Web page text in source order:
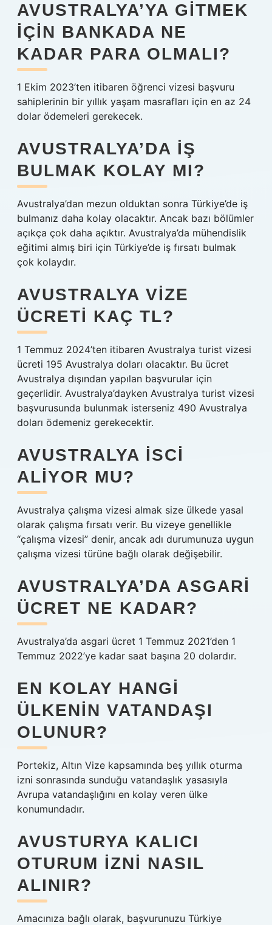
AVUSTRALYA’YA GITMEK
IÇIN BANKADA NE
KADAR PARA OLMALI?
1 Ekim 2023’ten itibaren öğrenci vizesi başvuru
sahiplerinin bir yıllık yaşam masrafları için en az 24
dolar ödemeleri gerekecek.
AVUSTRALYA’DA IŞ
BULMAK KOLAY MI?
Avustralya’dan mezun olduktan sonra Türkiye’de iş
bulmanız daha kolay olacaktır. Ancak bazı bölümler
açıkça çok daha açıktır. Avustralya’da mühendislik
eğitimi almış biri için Türkiye’de iş fırsatı bulmak
çok kolaydır.
AVUSTRALYA VIZE
ÜCRETI KAÇ TL?
1 Temmuz 2024’ten itibaren Avustralya turist vizesi
ücreti 195 Avustralya doları olacaktır. Bu ücret
Avustralya dışından yapılan başvurular için
geçerlidir. Avustralya’dayken Avustralya turist vizesi
başvurusunda bulunmak isterseniz 490 Avustralya
doları ödemeniz gerekecektir.
AVUSTRALYA ISCI
ALIYOR MU?
Avustralya çalışma vizesi almak size ülkede yasal
olarak çalışma fırsatı verir. Bu vizeye genellikle
“çalışma vizesi” denir, ancak adı durumunuza uygun
çalışma vizesi türüne bağlı olarak değişebilir.
AVUSTRALYA’DA ASGARI
ÜCRET NE KADAR?
Avustralya’da asgari ücret 1 Temmuz 2021’den 1
Temmuz 2022’ye kadar saat başına 20 dolardır.
EN KOLAY HANGI
ÜLKENIN VATANDAŞI
OLUNUR?
Portekiz, Altın Vize kapsamında beş yıllık oturma
izni sonrasında sunduğu vatandaşlık yasasıyla
Avrupa vatandaşlığını en kolay veren ülke
konumundadır.
AVUSTURYA KALICI
OTURUM IZNI NASIL
ALINIR?
Amacınıza bağlı olarak, başvurunuzu Türkiye